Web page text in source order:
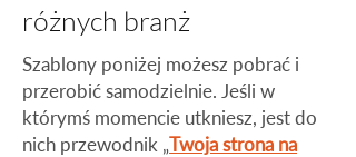
różnych branż
​Szablony poniżej możesz pobrać i
przerobić samodzielnie. Jeśli w
którymś momencie utkniesz, jest do
nich przewodnik „Twoja strona na